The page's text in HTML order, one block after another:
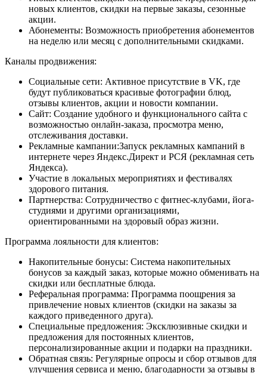
новых клиентов, скидки на первые заказы, сезонные
акции.
Абонементы: Возможность приобретения абонементов
на неделю или месяц с дополнительными скидками.
Каналы продвижения:
Социальные сети: Активное присутствие в VK, где
будут публиковаться красивые фотографии блюд,
отзывы клиентов, акции и новости компании.
Сайт: Создание удобного и функционального сайта с
возможностью онлайн-заказа, просмотра меню,
отслеживания доставки.
Рекламные кампании:Запуск рекламных кампаний в
интернете через Яндекс.Директ и РСЯ (рекламная сеть
Яндекса).
Участие в локальных мероприятиях и фестивалях
здорового питания.
Партнерства: Сотрудничество с фитнес-клубами, йога-
студиями и другими организациями,
ориентированными на здоровый образ жизни.
Программа лояльности для клиентов:
Накопительные бонусы: Система накопительных
бонусов за каждый заказ, которые можно обменивать на
скидки или бесплатные блюда.
Реферальная программа: Программа поощрения за
привлечение новых клиентов (скидки на заказы за
каждого приведенного друга).
Специальные предложения: Эксклюзивные скидки и
предложения для постоянных клиентов,
персонализированные акции и подарки на праздники.
Обратная связь: Регулярные опросы и сбор отзывов для
улучшения сервиса и меню, благодарности за отзывы в